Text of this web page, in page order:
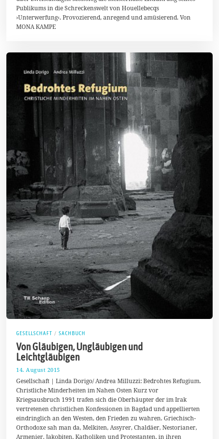
2
0
1
Publikums in die Schreckenswelt von Houellebecqs
›Unterwerfung‹. Provozierend, anregend und amüsierend. Von
MONA KAMPE
GESELLSCHAFT / SACHBUCH
Von Gläubigen, Ungläubigen und
Leichtgläubigen
14. August 2015
6
.
O
k
t
b
e
r
Gesellschaft | Linda Dorigo/ Andrea Milluzzi: Bedrohtes Refugium.
Christliche Minderheiten im Nahen Osten Kurz vor
Kriegsausbruch 1991 trafen sich die Oberhäupter der im Irak
vertretenen christlichen Konfessionen in Bagdad und appellierten
eindringlich an den Westen, den Frieden zu wahren. Griechisch-
Orthodoxe sah man da, Melkiten, Assyrer, Chaldäer, Nestorianer,
Armenier, Jakobiten, Katholiken und Protestanten, in ihren